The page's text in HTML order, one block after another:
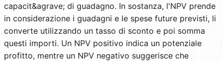
capacit&agrave; di guadagno. In sostanza, l'NPV prende
in considerazione i guadagni e le spese future previsti, li
converte utilizzando un tasso di sconto e poi somma
questi importi. Un NPV positivo indica un potenziale
profitto, mentre un NPV negativo suggerisce che